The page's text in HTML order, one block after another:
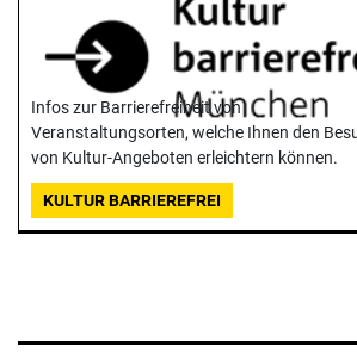
Infos zur Barrierefreiheit von
Veranstaltungsorten, welche Ihnen den
von Kultur-Angeboten erleichtern können.
KULTUR BARRIEREFREI